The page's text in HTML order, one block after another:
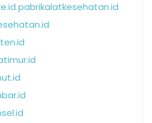
pabrikalatkesehatan.id